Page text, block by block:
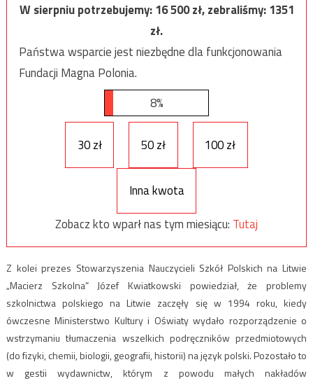
W sierpniu potrzebujemy:16 500zł, zebraliśmy:1351
zł.
Państwa wsparcie jest niezbędne dla funkcjonowania
Fundacji Magna Polonia.
8%
30 zł 50 zł 100 zł
Inna kwota
Zobacz kto wparł nas tym miesiącu: Tutaj
Z kolei prezes Stowarzyszenia Nauczycieli Szkół Polskich na Litwie
„Macierz Szkolna” Józef Kwiatkowski powiedział, że problemy
szkolnictwa polskiego na Litwie zaczęły się w 1994 roku, kiedy
ówczesne Ministerstwo Kultury i Oświaty wydało rozporządzenie o
wstrzymaniu tłumaczenia wszelkich podręczników przedmiotowych
(do fizyki, chemii, biologii, geografii, historii) na język polski. Pozostało to
w gestii wydawnictw, którym z powodu małych nakładów